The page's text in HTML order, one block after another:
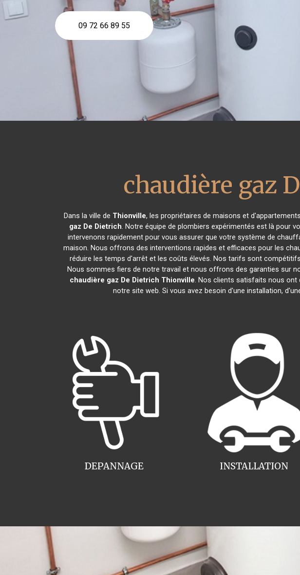
09 72 66 89 55
chaudière gaz
Dans la ville de Thionville, les propriétaires de maisons et
gaz De Dietrich. Notre équipe de plombiers expérimentés est là pour
intervenons rapidement pour vous assurer que votre système de
maison. Nous offrons des interventions rapides et efficaces pour les
réduire les temps d'arrêt et les coûts élevés. Nos tarifs sont
Nous sommes fiers de notre travail et nous offrons des garanties sur
chaudière gaz De Dietrich Thionville. Nos clients satisfaits nous ont
notre site web. Si vous avez besoin d'une installation,
INSTALLATION
DEPANNAGE